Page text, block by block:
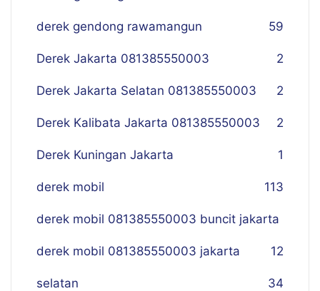
derek gendong rawamangun 59
Derek Jakarta 081385550003 2
Derek Jakarta Selatan 081385550003 2
Derek Kalibata Jakarta 081385550003 2
Derek Kuningan Jakarta 1
derek mobil 113
derek mobil 081385550003 buncit jakarta
12
derek mobil 081385550003 jakarta
selatan 34